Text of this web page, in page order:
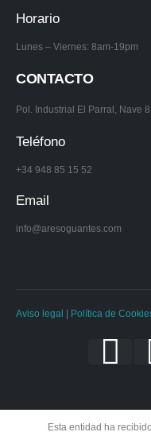
Horario
Lunes – Viernes: 8am-19pm
CONTACTO
Pol. Industrial El Parral, Nave
Teléfono
+34 948 85 15 52
Email
info@aresoguantes.com
Aviso legal | Política de
Esta entidad ha